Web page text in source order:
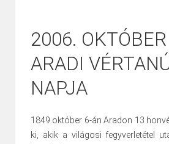
2006.
ARADI
NAPJA
1849.október 6-án Aradon 13
ki, akik a világosi fegyverletétel